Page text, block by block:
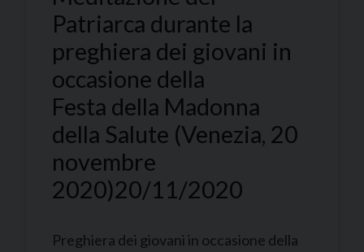
Patriarca durante la
preghiera dei giovani in
occasione della
Festa della Madonna
della Salute (Venezia, 20
novembre
2020)20/11/2020
Preghiera dei giovani in occasione della